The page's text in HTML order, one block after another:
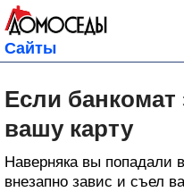
Сайты
Если банкомат
вашу карту
Наверняка вы попадали
внезапно завис и съел